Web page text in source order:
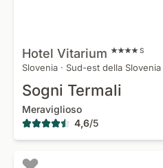
Hotel Vitarium S
Slovenia · Sud-est della Slovenia
Sogni Termali
Meraviglioso
4,6/5